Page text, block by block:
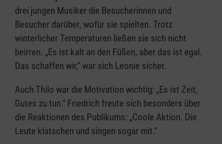
drei jungen Musiker die Besucherinnen und
Besucher darüber, wofür sie spielten. Trotz
winterlicher Temperaturen ließen sie sich nicht
beirren. „Es ist kalt an den Füßen, aber das ist egal.
Das schaffen wir,“ war sich Leonie sicher.
Auch Thilo war die Motivation wichtig: „Es ist Zeit,
Gutes zu tun.“ Friedrich freute sich besonders über
die Reaktionen des Publikums: „Coole Aktion. Die
Leute klatschen und singen sogar mit.“